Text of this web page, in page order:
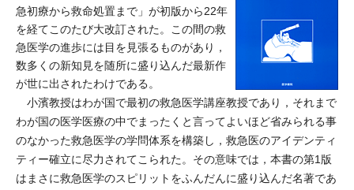
急初療から救命処置まで」が初版から22年
を経てこのたび大改訂された。この間の救
急医学の進歩には目を見張るものがあり，
数多くの新知見を随所に盛り込んだ最新作
が世に出されたわけである。
小濱教授はわが国で最初の救急医学講座教授であり，それまで
わが国の医学医療の中でまったくと言ってよいほど省みられる事
のなかった救急医学の学問体系を構築し，救急医のアイデンティ
ティー確立に尽力されてこられた。その意味では，本書の第1版
はまさに救急医学のスピリットをふんだんに盛り込んだ名著であ